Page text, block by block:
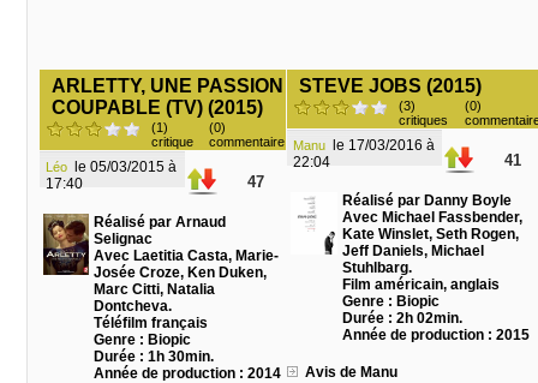
ARLETTY, UNE PASSION
COUPABLE (TV) (2015)
(1)
critique
(0)
commentaire
Léo
17:40
47
Réalisé par Arnaud
Selignac
Avec Laetitia Casta, Marie-
Josée Croze, Ken Duken,
Marc Citti, Natalia
Dontcheva.
Téléfilm français
Genre : Biopic
Durée : 1h 30min.
Année de production : 2014
STEVE JOBS (2015)
(3)
critiques
(0)
Manu
22:04
41
Réalisé par Danny Boyle
Avec Michael Fassbender,
Kate Winslet, Seth Rogen,
Jeff Daniels, Michael
Stuhlbarg.
Film américain, anglais
Genre : Biopic
Durée : 2h 02min.
Année de production : 2015
Avis de Manu